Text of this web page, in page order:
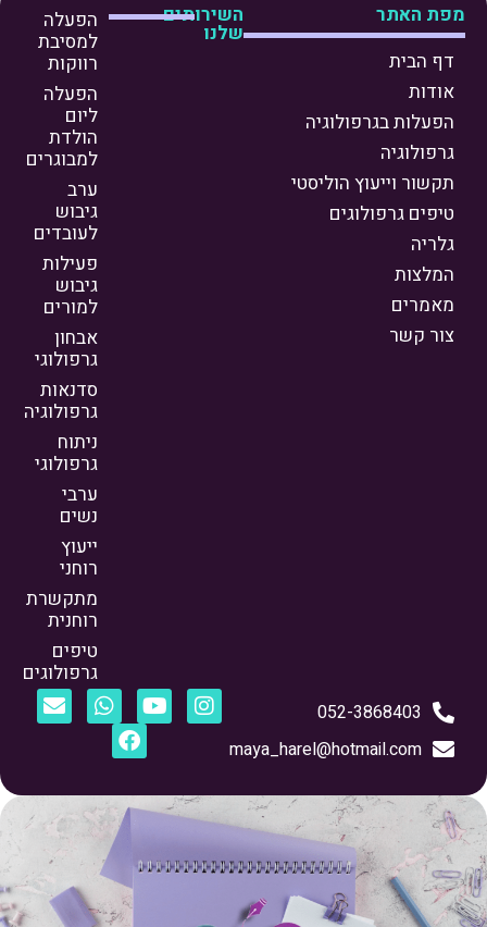
מפת האתר
דף הבית
אודות
הפעלות בגרפולוגיה
גרפולוגיה
תקשור וייעוץ הוליסטי
טיפים גרפולוגים
גלריה
המלצות
מאמרים
צור קשר
השירותים
שלנו
הפעלה
למסיבת
רווקות
הפעלה
ליום
הולדת
למבוגרים
ערב
גיבוש
לעובדים
פעילות
גיבוש
למורים
אבחון
גרפולוגי
סדנאות
גרפולוגיה
ניתוח
גרפולוגי
ערבי
נשים
ייעוץ
רוחני
מתקשרת
רוחנית
טיפים
גרפולוגים
052-3868403
maya_harel@hotmail.com